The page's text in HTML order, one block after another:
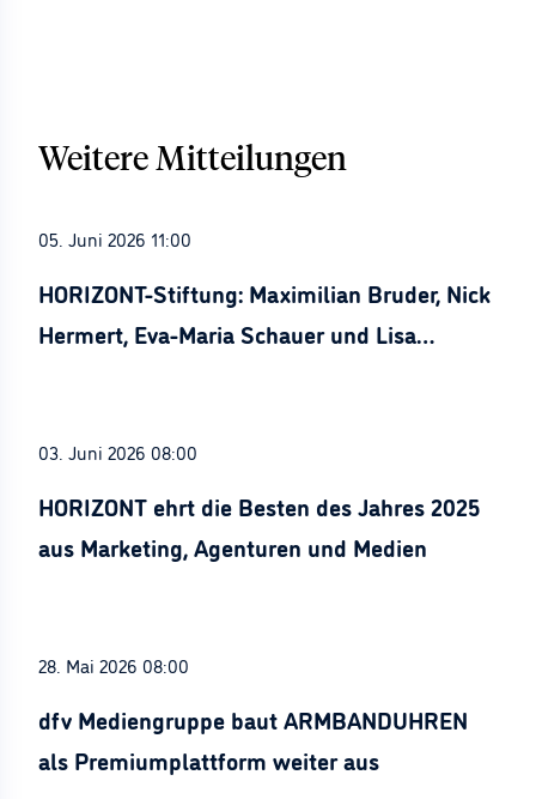
Weitere Mitteilungen
05. Juni 2026 11:00
HORIZONT-Stiftung: Maximilian Bruder, Nick
Hermert, Eva-Maria Schauer und Lisa
03. Juni 2026 08:00
HORIZONT ehrt die Besten des Jahres 2025
aus Marketing, Agenturen und Medien
28. Mai 2026 08:00
dfv Mediengruppe baut ARMBANDUHREN
als Premiumplattform weiter aus